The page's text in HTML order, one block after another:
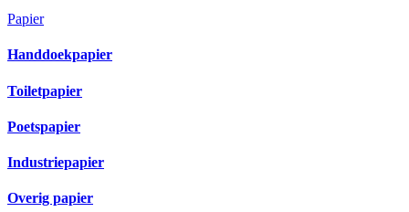
Papier
Handdoekpapier
Toiletpapier
Poetspapier
Industriepapier
Overig papier